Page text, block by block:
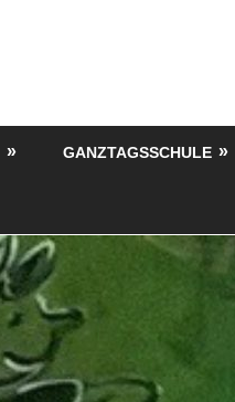
GANZTAGSSCHULE